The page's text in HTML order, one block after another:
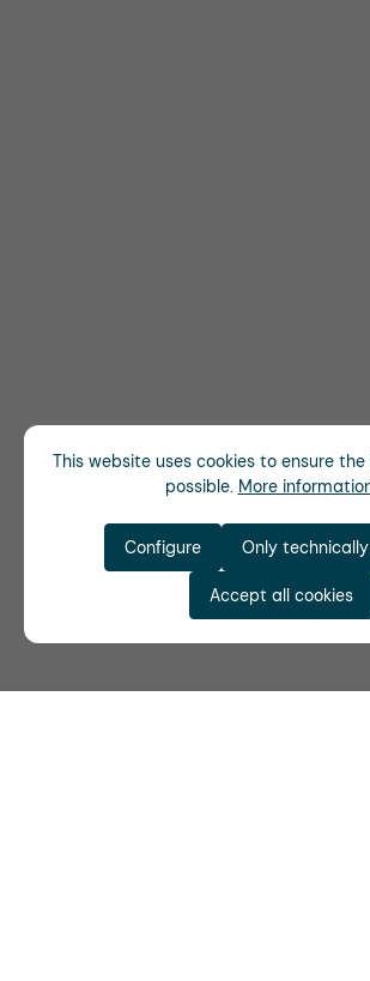
This website uses cookies to ensure
possible. More
Only
Configure
Accept all cookies